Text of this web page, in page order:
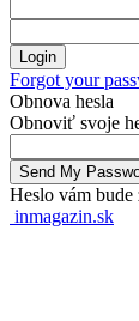
Forgot your
Obnova hesla
Obnoviť svoje
Heslo vám bude
inmagazin.sk